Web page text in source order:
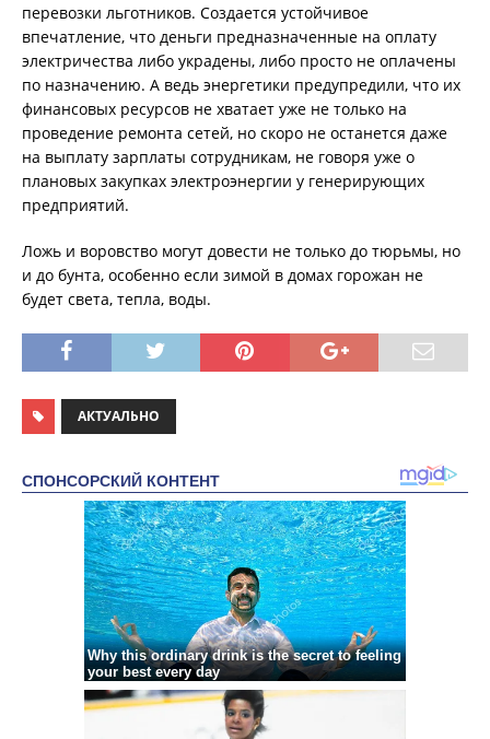
перевозки льготников. Создается устойчивое
впечатление, что деньги предназначенные на оплату
электричества либо украдены, либо просто не оплачены
по назначению. А ведь энергетики предупредили, что их
финансовых ресурсов не хватает уже не только на
проведение ремонта сетей, но скоро не останется даже
на выплату зарплаты сотрудникам, не говоря уже о
плановых закупках электроэнергии у генерирующих
предприятий.
Ложь и воровство могут довести не только до тюрьмы, но
и до бунта, особенно если зимой в домах горожан не
будет света, тепла, воды.
АКТУАЛЬНО